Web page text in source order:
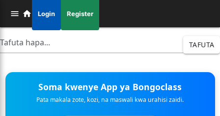
Login Register
TAFUTA
Soma kwenye App ya Bongoclass
Pata makala zote, kozi, na maswali kwa urahisi zaidi.